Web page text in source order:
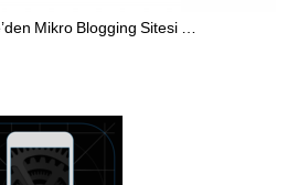
Mikro Blogging Sitesi …